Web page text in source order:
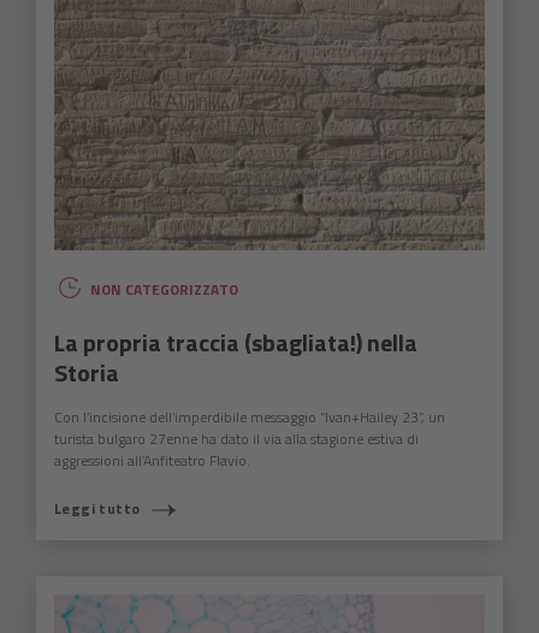
NON CATEGORIZZATO
La propria traccia (sbagliata!) nella
Storia
Con l’incisione dell’imperdibile messaggio “Ivan+Hailey 23”, un
turista bulgaro 27enne ha dato il via alla stagione estiva di
aggressioni all’Anfiteatro Flavio.
Leggi tutto